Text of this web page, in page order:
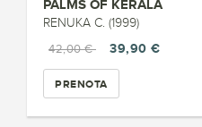
PALMS OF KERALA
RENUKA C. (1999)
42,00 €
39,90 €
PRENOTA